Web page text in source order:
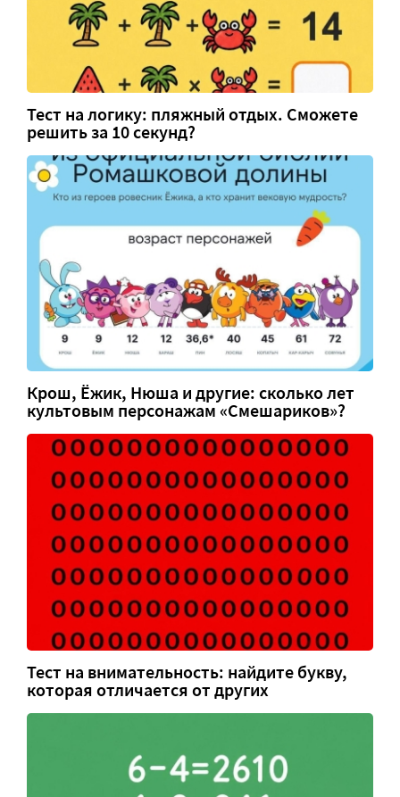
Тест на логику: пляжный отдых. Сможете
решить за 10 секунд?
Крош, Ёжик, Нюша и другие: сколько лет
культовым персонажам «Смешариков»?
Тест на внимательность: найдите букву,
которая отличается от других